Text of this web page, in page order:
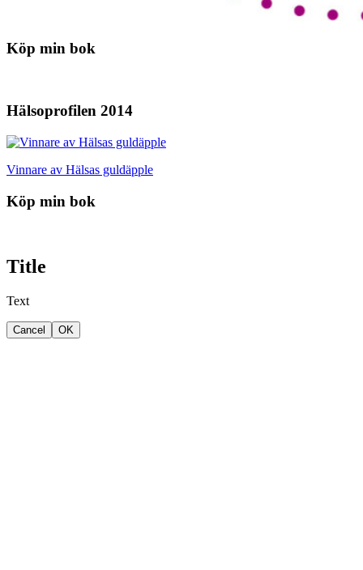
Köp min bok
Hälsoprofilen 2014
Vinnare av Hälsas guldäpple
Köp min bok
Title
Text
Cancel OK